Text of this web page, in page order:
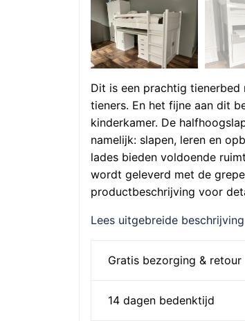
Dit is een prachtig
tieners. En het fijne aan dit
kinderkamer. De
namelijk: slapen, leren en
lades bieden voldoende
wordt geleverd met de
productbeschrijving voor
Lees uitgebreide beschrijving
Gratis bezorging & retour
14 dagen bedenktijd